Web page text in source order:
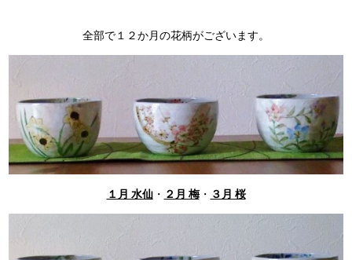
全部で１２か月の花柄がございます。
１月 水仙・ ２月 梅・ ３月 桜